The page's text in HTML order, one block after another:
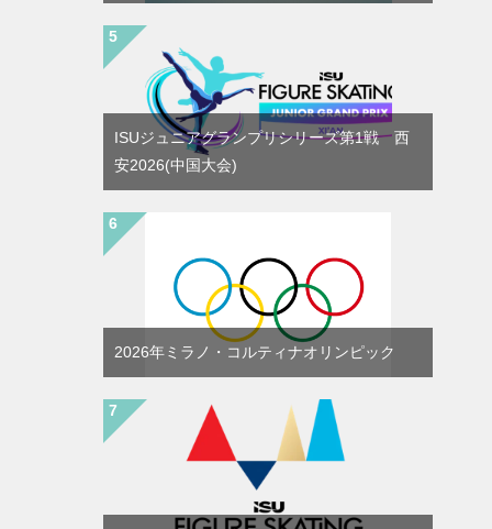
ISUジュニアグランプリシリーズ第1戦 西
安2026(中国大会)
2026年ミラノ・コルティナオリンピック